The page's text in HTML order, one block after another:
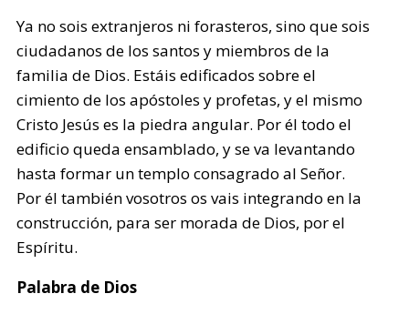
Ya no sois extranjeros ni forasteros, sino que sois
ciudadanos de los santos y miembros de la
familia de Dios. Estáis edificados sobre el
cimiento de los apóstoles y profetas, y el mismo
Cristo Jesús es la piedra angular. Por él todo el
edificio queda ensamblado, y se va levantando
hasta formar un templo consagrado al Señor.
Por él también vosotros os vais integrando en la
construcción, para ser morada de Dios, por el
Espíritu.
Palabra de Dios